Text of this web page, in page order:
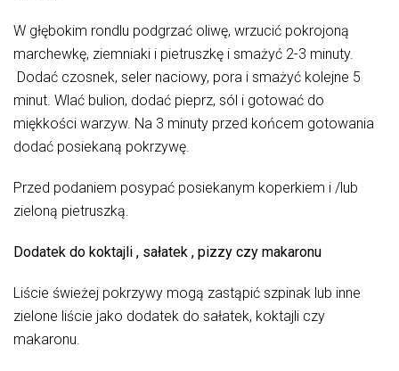
W głębokim rondlu podgrzać oliwę, wrzucić pokrojoną
marchewkę, ziemniaki i pietruszkę i smażyć 2-3 minuty.
Dodać czosnek, seler naciowy, pora i smażyć kolejne 5
minut. Wlać bulion, dodać pieprz, sól i gotować do
miękkości warzyw. Na 3 minuty przed końcem gotowania
dodać posiekaną pokrzywę.
Przed podaniem posypać posiekanym koperkiem i /lub
zieloną pietruszką.
Dodatek do koktajli , sałatek , pizzy czy makaronu
Liście świeżej pokrzywy mogą zastąpić szpinak lub inne
zielone liście jako dodatek do sałatek, koktajli czy
makaronu.